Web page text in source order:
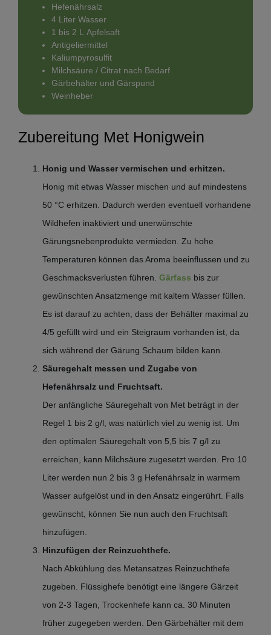
Hefenährsalz
4 Liter Wasser
1 bis 2 L Apfelsaft
Antigeliermittel
Kaliumpyrosulfit
Milchsäure / Citrat nach Bedarf
Gärbehälter und Gärspund
Weinheber
Zubereitung Met Honigwein
Honig und Wasser vermischen und erhitzen.
Honig mit etwas Wasser mischen und auf mindestens
50 °C erhitzen. Dadurch werden eventuell vorhandene
Wildhefen inaktiviert und unerwünschte
Gärungsnebenprodukte vermieden. Zu hohe
Temperaturen können das Aroma beeinflussen und zu
Geschmacksverlusten führen. Gärfass bis zur
gewünschten Ansatzmenge mit kaltem Wasser füllen.
Es ist darauf zu achten, dass der Behälter maximal zu
4/5 gefüllt wird und ein Steigraum vorhanden ist, da
sich während der Gärung Schaum bilden kann.
Säuregehalt messen und Zugabe von
Hefenährsalz und Fruchtsaft.
Der anfängliche Säuregehalt von Met beträgt in der
Regel 1 bis 2 g/l, was natürlich viel zu wenig ist. Um
den optimalen Säuregehalt von 5,5 bis 7 g/l zu
erreichen, kann Milchsäure zugesetzt werden. Pro 10
Liter werden nun 2 bis 3 g Hefenährsalz in warmem
Wasser aufgelöst und in den Ansatz eingerührt. Falls
gewünscht, können Sie nun auch den Fruchtsaft
hinzufügen.
Hinzufügen der Reinzuchthefe.
Nach Abkühlung des Metansatzes Reinzuchthefe
zugeben. Flüssighefe benötigt eine längere Gärzeit
von 2-3 Tagen, Trockenhefe kann ca. 30 Minuten
früher zugegeben werden. Den Gärbehälter mit dem